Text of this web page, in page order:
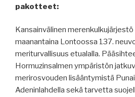
pakotteet:
Kansainvälinen merenkulkujärjestö
maanantaina Lontoossa 137.
meriturvallisuus etualalla.
Hormuzinsalmen ympäristön
merirosvouden lisääntymistä
Adeninlahdella sekä tarvetta